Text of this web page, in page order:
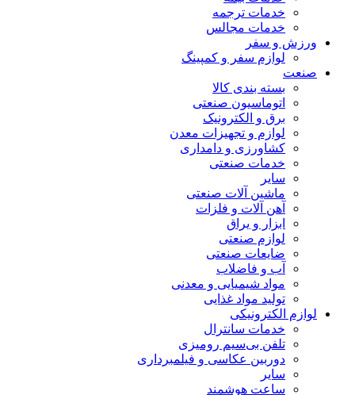
خدمات ترجمه
خدمات مجالس
ورزش و سفر
لوازم سفر و کمپینگ
صنعت
بسته بندی کالا
اتوماسیون صنعتی
برق و الکترونیک
لوازم و تجهیزات معدن
کشاورزی و دامداری
خدمات صنعتی
سایر
ماشین آلات صنعتی
آهن آلات و فلزات
ابزار و یراق
لوازم صنعتی
ضایعات صنعتی
آب و فاضلاب
مواد شیمیایی و معدنی
تولید مواد غذایی
لوازم الکترونیکی
خدمات سانترال
تلفن بی‌سیم رومیزی
دوربین عکاسی و فیلمبرداری
سایر
ساعت هوشمند